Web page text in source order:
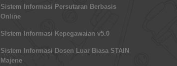
Sistem Informasi Persutaran Berbasis
Online
SIstem Informasi Kepegawaian v5.0
Sistem Informasi Dosen Luar Biasa STAIN
Majene